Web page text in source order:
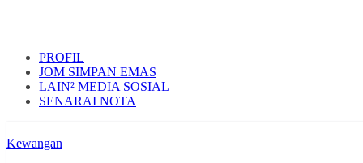
PROFIL
JOM SIMPAN EMAS
LAIN² MEDIA SOSIAL
SENARAI NOTA
Kewangan